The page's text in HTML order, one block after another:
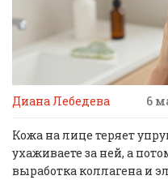
Диана Лебедева 6
Кожа на лице теряет
ухаживаете за ней, а
выработка коллагена и